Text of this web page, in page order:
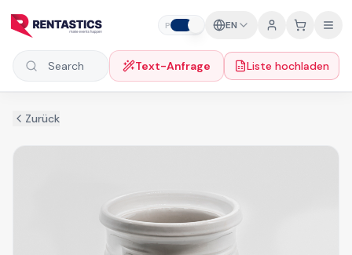
P EN
Search products Text-Anfrage Liste hochladen
Zurück